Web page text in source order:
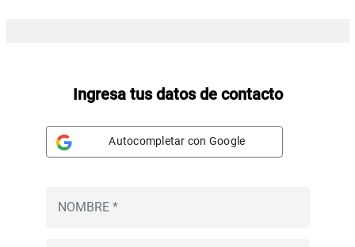
Ingresa tus datos de contacto
Autocompletar con Google